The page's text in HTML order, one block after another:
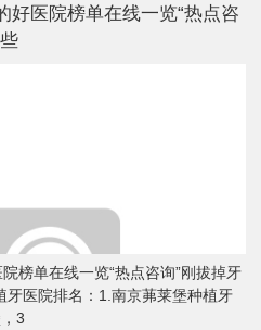
好医院榜单在线一览“热点咨
榜单在线一览“热点咨询”刚拔掉牙
医院排名：1.南京茀莱堡种植牙
3